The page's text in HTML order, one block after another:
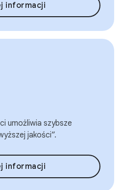
informacji
umożliwia szybsze
jakości”.
informacji